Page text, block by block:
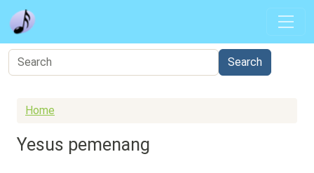
Skip to main content
Home
Yesus pemenang